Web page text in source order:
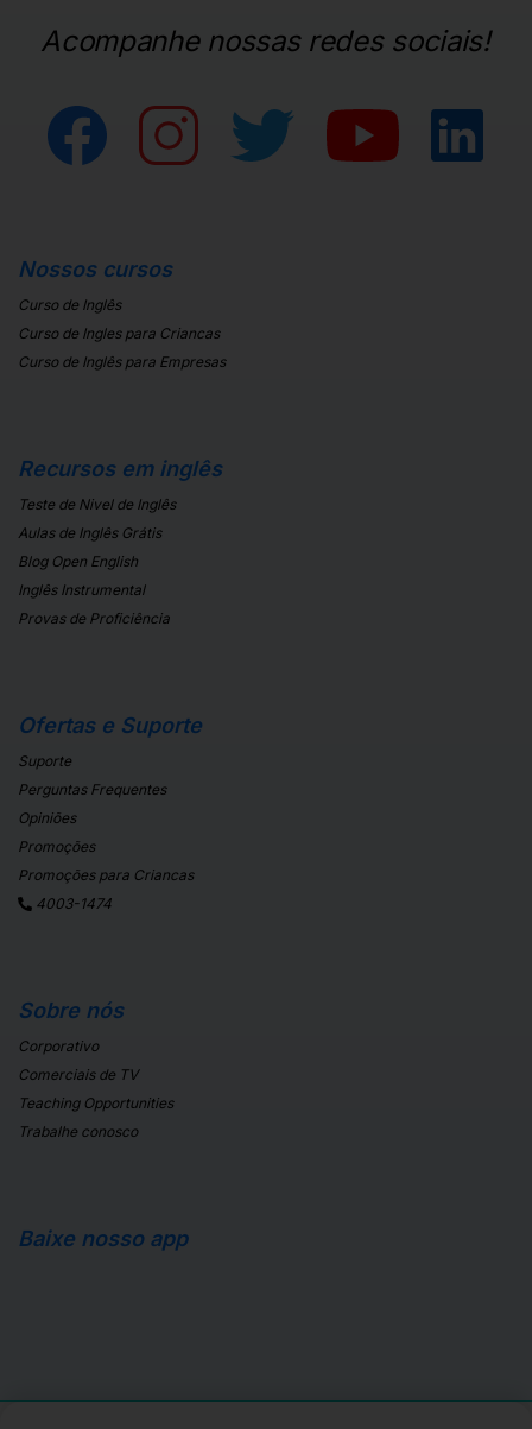
Acompanhe nossas redes sociais!
Nossos cursos
Curso de Inglês
Curso de Ingles para Criancas
Curso de Inglês para Empresas
Recursos em inglês
Teste de Nivel de Inglês
Aulas de Inglês Grátis
Blog Open English
Inglês Instrumental
Provas de Proficiência
Ofertas e Suporte
Suporte
Perguntas Frequentes
Opiniões
Promoções
Promoções para Criancas
4003-1474
Sobre nós
Corporativo
Comerciais de TV
Teaching Opportunities
Trabalhe conosco
Baixe nosso app